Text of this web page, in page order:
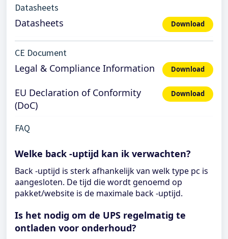
Datasheets
Datasheets Download
CE Document
Legal & Compliance Information Download
EU Declaration of Conformity
(DoC)
Download
FAQ
Welke back -uptijd kan ik verwachten?
Back -uptijd is sterk afhankelijk van welk type pc is
aangesloten. De tijd die wordt genoemd op
pakket/website is de maximale back -uptijd.
Is het nodig om de UPS regelmatig te
ontladen voor onderhoud?